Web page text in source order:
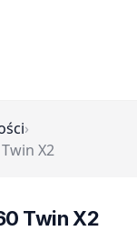
›
X2
Twin X2